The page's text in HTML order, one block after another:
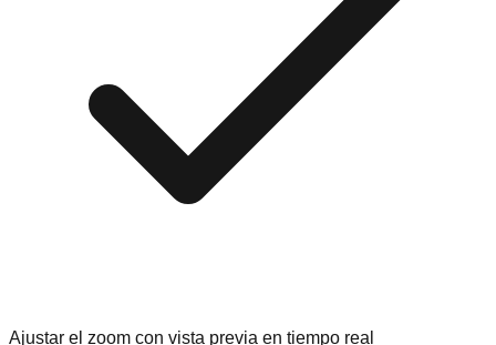
Ajustar el zoom con vista previa en tiempo real